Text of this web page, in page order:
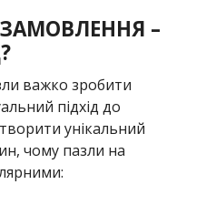
–
важко зробити
підхід до
унікальний
чому пазли на